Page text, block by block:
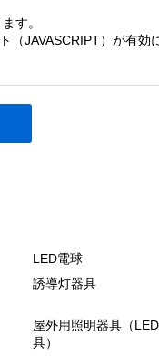
す。
JAVASCRIPT）が有効
LED電球
誘導灯器具
屋外用照明器具（
具）